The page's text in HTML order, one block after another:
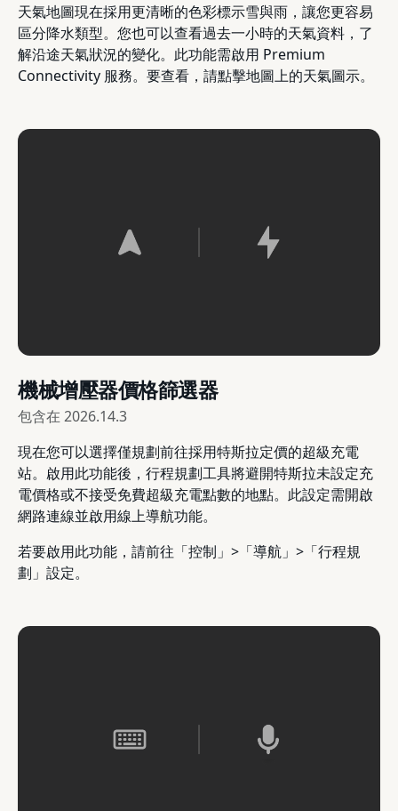
天氣地圖現在採用更清晰的色彩標示雪與雨，讓您更容易
區分降水類型。您也可以查看過去一小時的天氣資料，了
解沿途天氣狀況的變化。此功能需啟用 Premium
Connectivity 服務。要查看，請點擊地圖上的天氣圖示。
機械增壓器價格篩選器
包含在 2026.14.3
現在您可以選擇僅規劃前往採用特斯拉定價的超級充電
站。啟用此功能後，行程規劃工具將避開特斯拉未設定充
電價格或不接受免費超級充電點數的地點。此設定需開啟
網路連線並啟用線上導航功能。
若要啟用此功能，請前往「控制」>「導航」>「行程規
劃」設定。